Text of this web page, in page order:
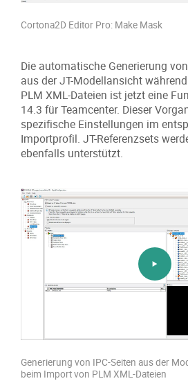
Cortona2D Editor Pro: Make Mask
Die automatische Generierung
aus der JT-Modellansicht
PLM XML-Dateien ist jetzt eine
14.3 für Teamcenter. Dieser
spezifische Einstellungen im
Importprofil. JT-Referenzsets
ebenfalls unterstützt.
Generierung von IPC-Seiten aus der
beim Import von PLM XML-Dateien